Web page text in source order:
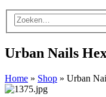
Urban Nails
Home » Shop » Urban